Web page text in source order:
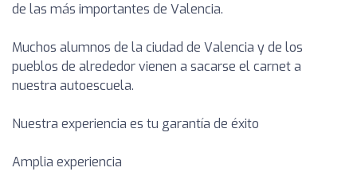
de las más importantes de Valencia.
Muchos alumnos de la ciudad de Valencia y de los
pueblos de alrededor vienen a sacarse el carnet a
nuestra autoescuela.
Nuestra experiencia es tu garantía de éxito
Amplia experiencia